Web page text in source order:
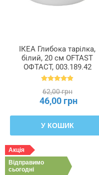
ІКЕА Глибока тарілка,
білий, 20 см OFTAST
ОФТАСТ, 003.189.42
62,00 грн
46,00 грн
У КОШИК
Акція
Відправимо
сьогодні